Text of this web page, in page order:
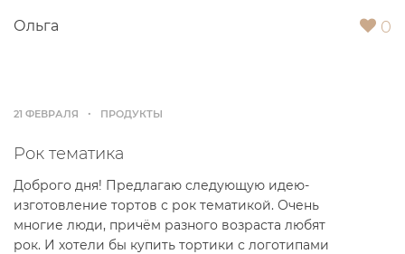
Ольга 0
21 ФЕВРАЛЯ ПРОДУКТЫ
Рок тематика
Доброго дня! Предлагаю следующую идею-
изготовление тортов с рок тематикой. Очень
многие люди, причём разного возраста любят
рок. И хотели бы купить тортики с логотипами